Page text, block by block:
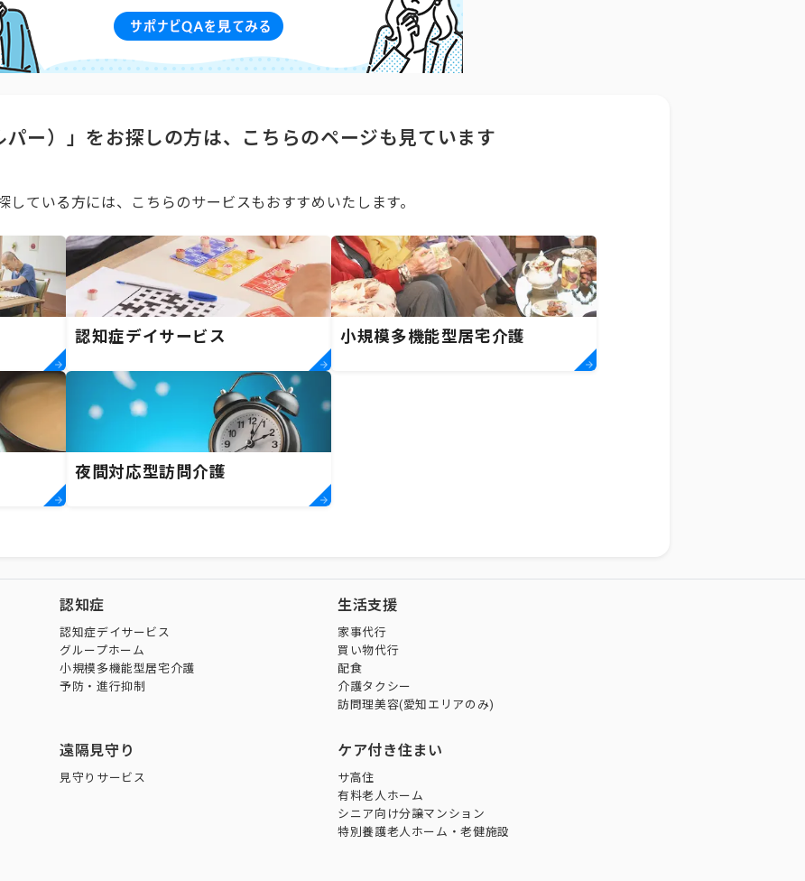
パー）」をお探しの方は、こちらのページも見ています
ている方には、こちらのサービスもおすすめいたします。
認知症デイサービス 小規模多機能型居宅介護
夜間対応型訪問介護
認知症
認知症デイサービス
グループホーム
小規模多機能型居宅介護
予防・進行抑制
生活支援
家事代行
買い物代行
配食
介護タクシー
訪問理美容(愛知エリアのみ)
遠隔見守り
見守りサービス
ケア付き住まい
サ高住
有料老人ホーム
シニア向け分譲マンション
特別養護老人ホーム・老健施設